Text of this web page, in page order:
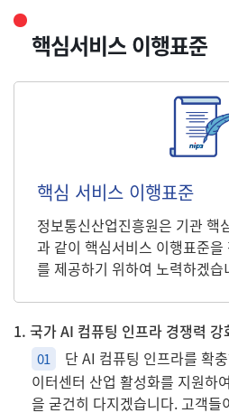
핵심서비스 이행표준
핵심 서비스 이행표준
정보통신산업진흥원은 기관 핵
과 같이 핵심서비스 이행표준
를 제공하기 위하여 노력하겠습
1. 국가 AI 컴퓨팅 인프라 경쟁력 강
01
단 AI 컴퓨팅 인프라를 확
이터센터 산업 활성화를 지원하
을 굳건히 다지겠습니다. 고객